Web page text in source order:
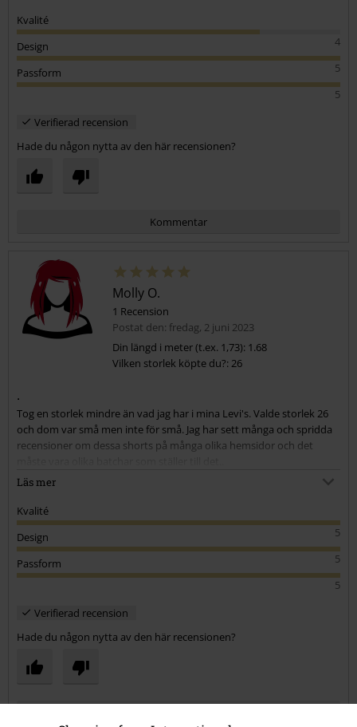
Kvalité
4
Design
5
Passform
5
Verifierad recension
Hade du någon nytta av den här recensionen?
Kommentar
Molly O.
1 Recension
Postat den: fredag, 2 juni 2023
Din längd i meter (t.ex. 1,73): 1.68
Vilken storlek köpte du?: 26
.
Tog en storlek mindre än vad jag har i mina Levi's. Valde storlek 26
och dom var små men inte för små. Jag har sett många och spridda
recensioner om dessa shorts på många olika hemsidor och det
Läs mer
Kvalité
5
Design
5
Passform
5
Verifierad recension
Hade du någon nytta av den här recensionen?